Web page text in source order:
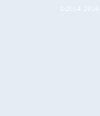
©2014-